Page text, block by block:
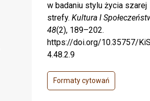
w badaniu stylu życia szarej
strefy. Kultura I
48(2), 189–202.
https://doi.org/10.35757/
4.48.2.9
Formaty cytowań